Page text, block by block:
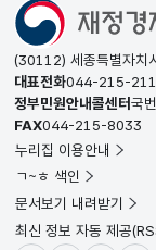
(30112) 세종특별자치
대표전화044-215-
정부민원안내콜센터국
FAX044-215-8033
누리집 이용안내
ㄱ~ㅎ 색인
문서보기 내려받기
최신 정보 자동 제공